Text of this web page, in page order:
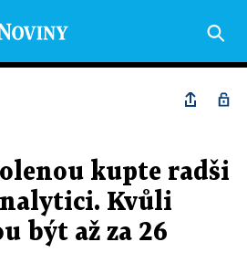
kupte radši
Kvůli
být až za 26